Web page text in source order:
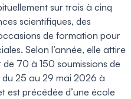
sur trois à cinq
scientifiques, des
de formation pour
Selon l’année, elle attire
70 à 150 soumissions de
du 25 au 29 mai 2026 à
est précédée d’une école